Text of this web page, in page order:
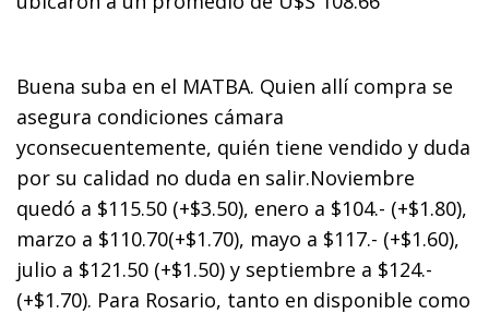
Buena suba en el MATBA. Quien allí compra se
asegura condiciones cámara
yconsecuentemente, quién tiene vendido y duda
por su calidad no duda en salir.Noviembre
quedó a $115.50 (+$3.50), enero a $104.- (+$1.80),
marzo a $110.70(+$1.70), mayo a $117.- (+$1.60),
julio a $121.50 (+$1.50) y septiembre a $124.-
(+$1.70). Para Rosario, tanto en disponible como